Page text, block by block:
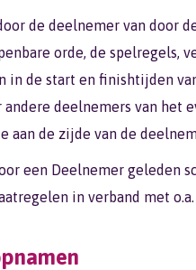
de deelnemer van door
orde, de spelregels,
in de start en finishtijden
deelnemers van het
aan de zijde van de
een Deelnemer geleden
in verband met